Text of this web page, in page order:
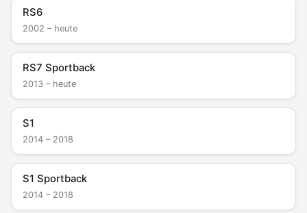
RS6
2002 – heute
RS7 Sportback
2013 – heute
S1
2014 – 2018
S1 Sportback
2014 – 2018